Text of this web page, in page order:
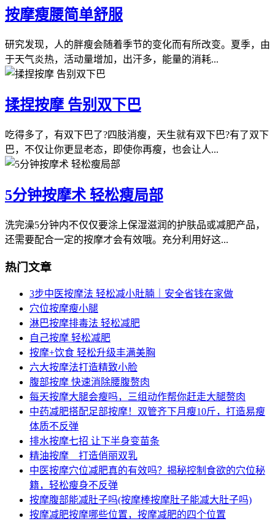
按摩瘦腰简单舒服
研究发现，人的胖瘦会随着季节的变化而有所改变。夏季，由
于天气炎热，活动量增加，出汗多，能量的消耗...
揉捏按摩 告别双下巴
吃得多了，有双下巴了?四肢消瘦，天生就有双下巴?有了双下
巴，不仅让你更显老态，即使你再瘦，也会让人...
5分钟按摩术 轻松瘦局部
洗完澡5分钟内不仅仅要涂上保湿滋润的护肤品或减肥产品，
还需要配合一定的按摩才会有效哦。充分利用好这...
热门文章
3步中医按摩法 轻松减小肚腩｜安全省钱在家做
穴位按摩瘦小腿
淋巴按摩排毒法 轻松减肥
自己按摩 轻松减肥
按摩+饮食 轻松升级丰满美胸
六大按摩法打造精致小脸
腹部按摩 快速消除腰腹赘肉
每天按摩大腿会瘦吗，三组动作帮你赶走大腿赘肉
中药减肥搭配足部按摩！双管齐下月瘦10斤，打造易瘦
体质不反弹
排水按摩七招 让下半身变苗条
精油按摩 打造俏丽双乳
中医按摩穴位减肥真的有效吗？揭秘控制食欲的穴位秘
籍，轻松瘦身不反弹
按摩腹部能减肚子吗(按摩棒按摩肚子能减大肚子吗)
按摩减肥按摩哪些位置，按摩减肥的四个位置